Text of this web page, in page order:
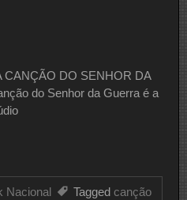
CANÇÃO DO SENHOR DA
do Senhor da Guerra é a
Nacional Tagged canção